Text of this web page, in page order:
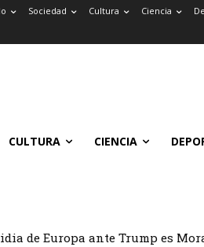
Sociedad Cultura Ciencia
CULTURA CIENCIA
de Europa ante Trump es